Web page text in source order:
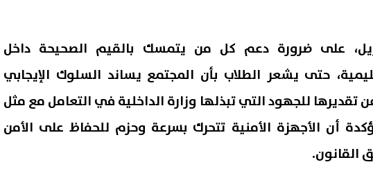
على ضرورة دعم كل من يتمسك بالقيم الصحيحة داخل
حتى يشعر الطلاب بأن المجتمع يساند السلوك الإيجابي
تقديرها للجهود التي تبذلها وزارة الداخلية في التعامل مع مثل
أن الأجهزة الأمنية تتحرك بسرعة وحزم للحفاظ على الأمن
القانون.